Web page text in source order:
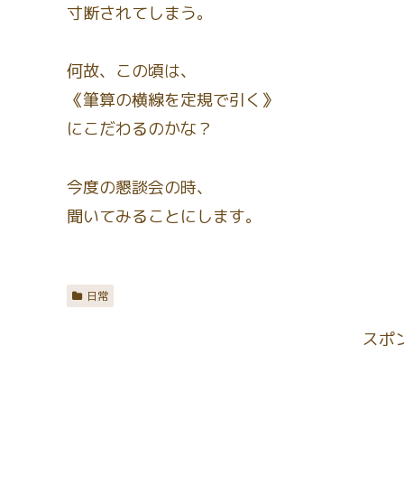
寸断されてしまう。
何故、この頃は、
《筆算の横線を定規で引く》
にこだわるのかな？
今度の懇談会の時、
聞いてみることにします。
日常
スポ